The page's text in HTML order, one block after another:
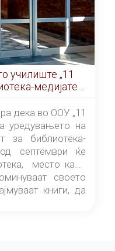
училиште „11
медијатека
дека во ООУ „11
уредувањето на
за библиотека-
септември ќе
место каде
своето
книги, да